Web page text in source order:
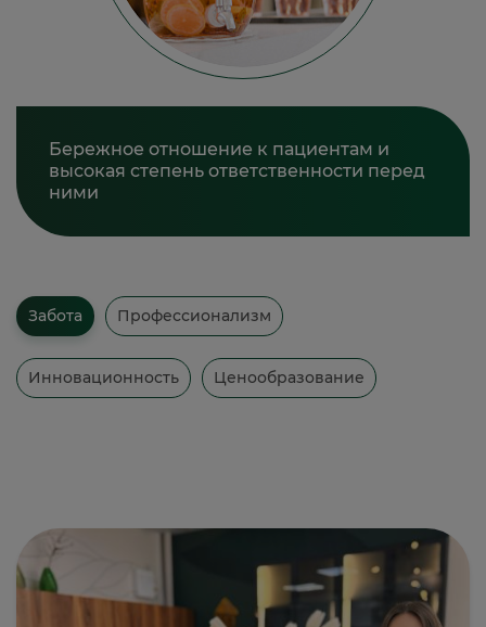
Бережное отношение к пациентам и
высокая степень ответственности перед
ними
Забота Профессионализм
Инновационность Ценообразование